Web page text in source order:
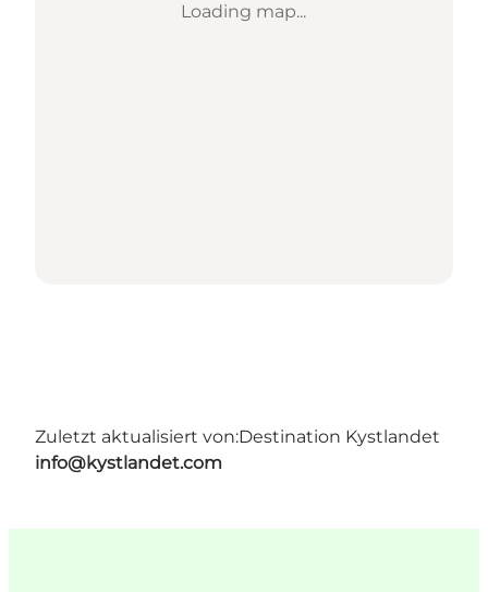
Loading map...
Zuletzt aktualisiert von:Destination Kystlandet
info@kystlandet.com